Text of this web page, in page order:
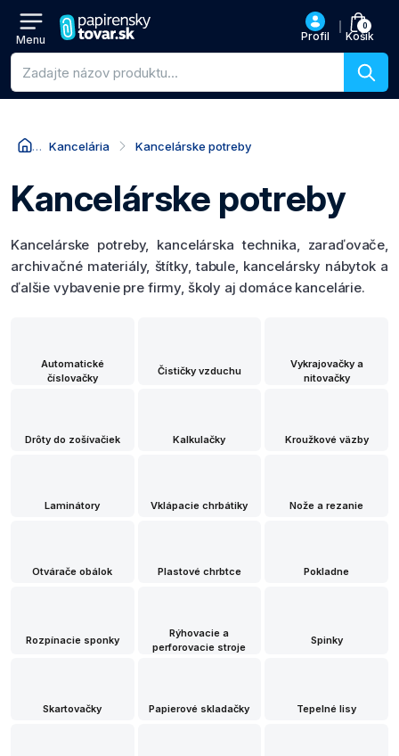
Menu Profil
0
Košík
Vyhľadávanie produktov
Kancelária Kancelárske potreby
Kancelárske potreby
Kancelárske potreby, kancelárska technika, zaraďovače,
archivačné materiály, štítky, tabule, kancelársky nábytok a
ďalšie vybavenie pre firmy, školy aj domáce kancelárie.
Automatické
číslovačky
Čističky vzduchu
Vykrajovačky a
nitovačky
Drôty do zošívačiek Kalkulačky Kroužkové väzby
Laminátory Vklápacie chrbátiky Nože a rezanie
Otvárače obálok Plastové chrbtce Pokladne
Rozpínacie sponky
Rýhovacie a
perforovacie stroje
Spinky
Skartovačky Papierové skladačky Tepelné lisy